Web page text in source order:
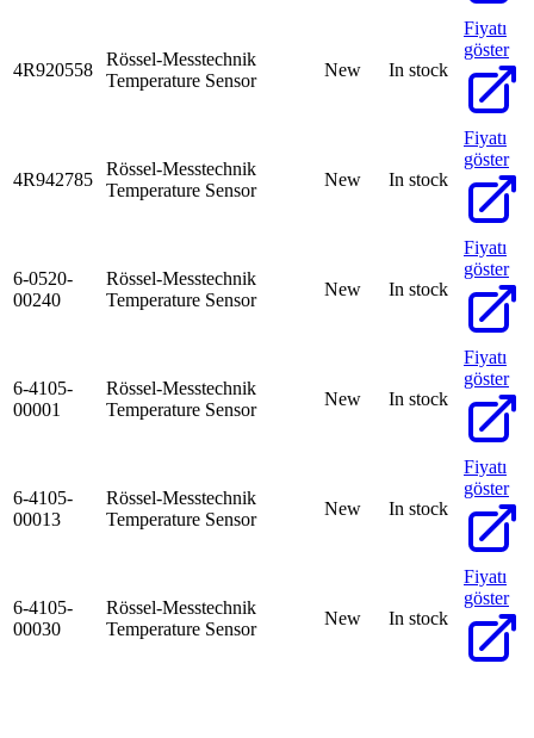
4R920558
Rössel-Messtechnik
Temperature Sensor
New In stock
Fiyatı
göster
4R942785
Rössel-Messtechnik
Temperature Sensor
New In stock
Fiyatı
göster
6-0520-
00240
Rössel-Messtechnik
Temperature Sensor
New In stock
Fiyatı
göster
6-4105-
00001
Rössel-Messtechnik
Temperature Sensor
New In stock
Fiyatı
göster
6-4105-
00013
Rössel-Messtechnik
Temperature Sensor
New In stock
Fiyatı
göster
6-4105-
00030
Rössel-Messtechnik
Temperature Sensor
New In stock
Fiyatı
göster